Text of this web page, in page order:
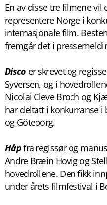
En av disse tre filmene vil
representere Norge i
internasjonale film.
fremgår det i
Disco er skrevet og
Syversen, og i
Nicolai Cleve Broch og
har deltatt i konkurranse i
og Göteborg.
Håpfra regissør og
Andre Bræin Hovig og
hovedrollene. Den fikk
under årets filmfestival i